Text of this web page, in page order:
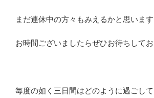
まだ連休中の方々もみえるかと思います
お時間ございましたらぜひお待ちしてお
毎度の如く三日間はどのように過ごし